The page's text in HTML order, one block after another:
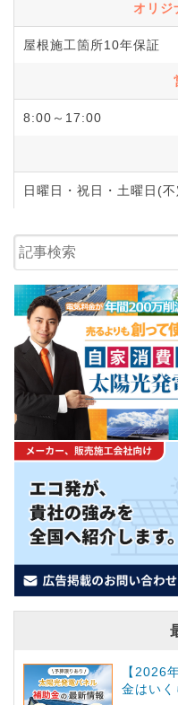
オリジ
屋根施工箇所10年保証
8:00～17:00
日曜日・祝日・土曜日(
【2026
金はいく